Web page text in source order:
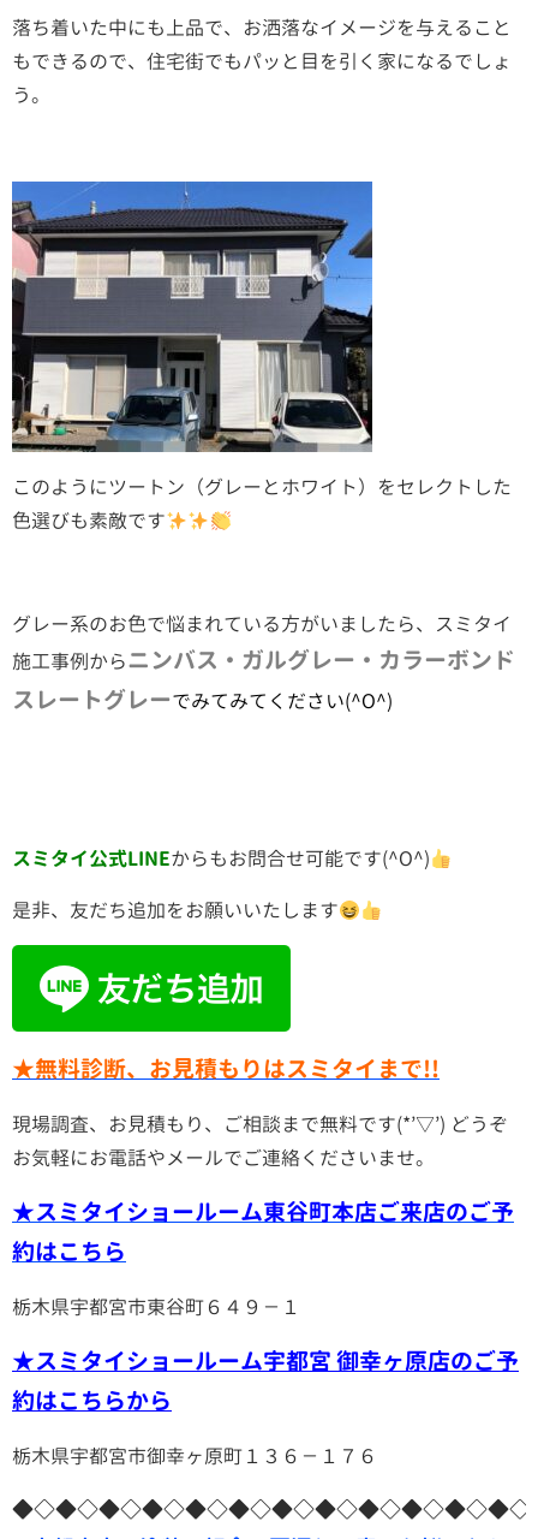
落ち着いた中にも上品で、お洒落なイメージを与えること
もできるので、住宅街でもパッと目を引く家になるでしょ
う。
このようにツートン（グレーとホワイト）をセレクトした
色選びも素敵です
グレー系のお色で悩まれている方がいましたら、スミタイ
施工事例からニンバス・ガルグレー・カラーボンド
スレートグレーでみてみてください(^O^)
スミタイ公式LINEからもお問合せ可能です(^O^)
是非、友だち追加をお願いいたします
★無料診断、お見積もりはスミタイまで!!
現場調査、お見積もり、ご相談まで無料です(*’▽’) どうぞ
お気軽にお電話やメールでご連絡くださいませ。
★スミタイショールーム東谷町本店ご来店のご予
約はこちら
栃木県宇都宮市東谷町６４９－１
★スミタイショールーム宇都宮 御幸ヶ原店のご予
約はこちらから
栃木県宇都宮市御幸ヶ原町１３６－１７６